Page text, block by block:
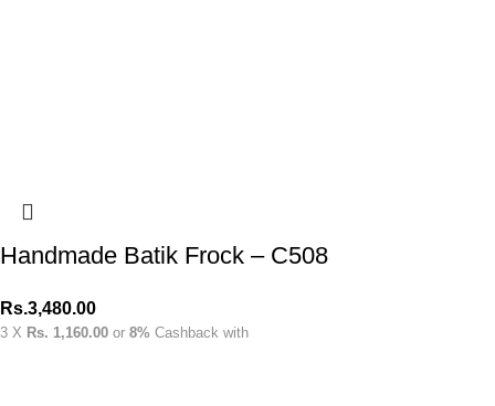
Handmade Batik Frock – C508
Rs.3,480.00
3 X Rs. 1,160.00 or 8% Cashback with